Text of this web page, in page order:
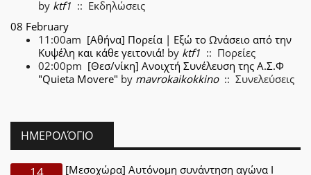
by ktf1 :: Εκδηλώσεις
08 February
11:00am [Αθήνα] Πορεία | Εξώ το Ωνάσειο από την
Κυψέλη και κάθε γειτονιά! by ktf1 :: Πορείες
02:00pm [Θεσ/νίκη] Ανοιχτή Συνέλευση της Α.Σ.Φ
"Quieta Movere" by mavrokaikokkino:: Συνελεύσεις
ΗΜΕΡΟΛΌΓΙΟ
14
[Μεσοχώρα] Αυτόνομη συνάντηση αγώνα Ι